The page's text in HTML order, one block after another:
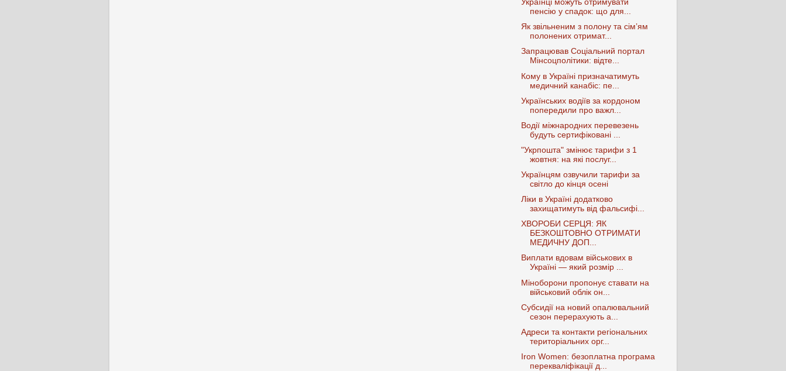
Українці можуть отримувати
пенсію у спадок: що для...
Як звільненим з полону та сім’ям
полонених отримат...
Запрацював Соціальний портал
Мінсоцполітики: відте...
Кому в Україні призначатимуть
медичний канабіс: пе...
Українських водіїв за кордоном
попередили про важл...
Водії міжнародних перевезень
будуть сертифіковані ...
"Укрпошта" змінює тарифи з 1
жовтня: на які послуг...
Українцям озвучили тарифи за
світло до кінця осені
Ліки в Україні додатково
захищатимуть від фальсифі...
ХВОРОБИ СЕРЦЯ: ЯК
БЕЗКОШТОВНО ОТРИМАТИ
МЕДИЧНУ ДОП...
Виплати вдовам військових в
Україні — який розмір ...
Міноборони пропонує ставати на
військовий облік он...
Субсидії на новий опалювальний
сезон перерахують а...
Адреси та контакти регіональних
територіальних орг...
Iron Women: безоплатна програма
перекваліфікації д...